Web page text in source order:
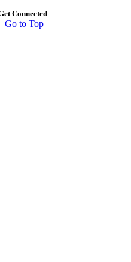
Connected
Go to Top